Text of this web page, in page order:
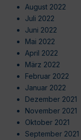
August 2022
Juli 2022
Juni 2022
Mai 2022
April 2022
März 2022
Februar 2022
Januar 2022
Dezember 2021
November 2021
Oktober 2021
September 2021